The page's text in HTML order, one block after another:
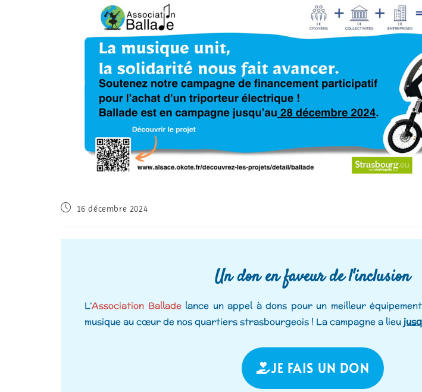
16 décembre 2024
Un don en faveur de l'inclusion
L’Association Balladelance un appel à dons pour un meilleur
musique au cœur de nos quartiers strasbourgeois ! La campagne a lieu
JE FAIS UN DON